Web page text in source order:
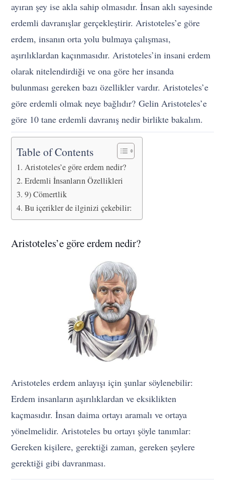
ayıran şey ise akla sahip olmasıdır. İnsan aklı sayesinde
erdemli davranışlar gerçekleştirir. Aristoteles’e göre
erdem, insanın orta yolu bulmaya çalışması,
aşırılıklardan kaçınmasıdır. Aristoteles’in insani erdem
olarak nitelendirdiği ve ona göre her insanda
bulunması gereken bazı özellikler vardır. Aristoteles’e
göre erdemli olmak neye bağlıdır?Gelin Aristoteles’e
göre 10 tane erdemli davranış nedir birlikte bakalım.
Table of Contents
Aristoteles’e göre erdem nedir?
Erdemli İnsanların Özellikleri
9) Cömertlik
Bu içerikler de ilginizi çekebilir:
Aristoteles’e göre erdem nedir?
Aristoteles erdem anlayışı için şunlar söylenebilir:
Erdem insanların aşırılıklardan ve eksiklikten
kaçmasıdır. İnsan daima ortayı aramalı ve ortaya
yönelmelidir. Aristoteles bu ortayı şöyle tanımlar:
Gereken kişilere, gerektiği zaman, gereken şeylere
gerektiği gibi davranması.